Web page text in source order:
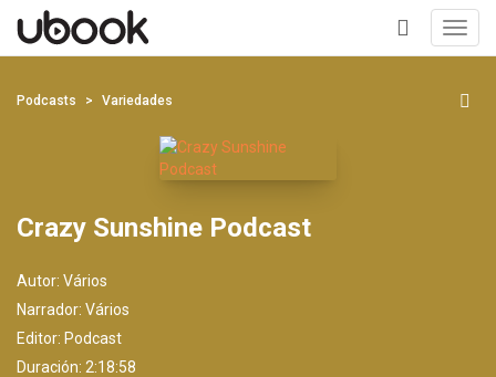
+
Podcasts Variedades
Crazy Sunshine Podcast
Autor: Vários
Narrador: Vários
Editor: Podcast
Duración: 2:18:58